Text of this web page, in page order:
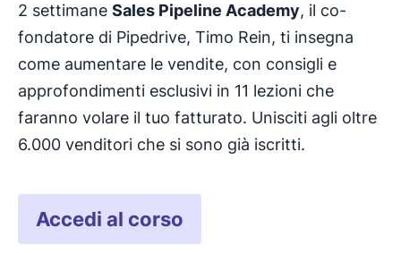
2 settimane Sales Pipeline Academy, il co-
fondatore di Pipedrive, Timo Rein, ti insegna
come aumentare le vendite, con consigli e
approfondimenti esclusivi in 11 lezioni che
faranno volare il tuo fatturato. Unisciti agli oltre
6.000 venditori che si sono già iscritti.
Accedi al corso